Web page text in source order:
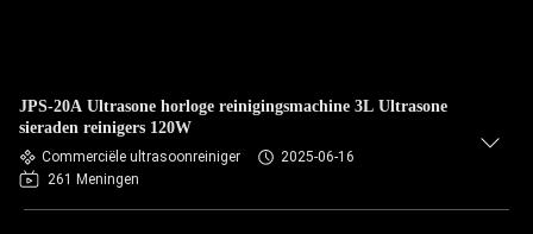
JPS-20A Ultrasone horloge reinigingsmachine 3L Ultrasone
sieraden reinigers 120W
Commerciële ultrasoonreiniger
2025-06-16
261 Meningen